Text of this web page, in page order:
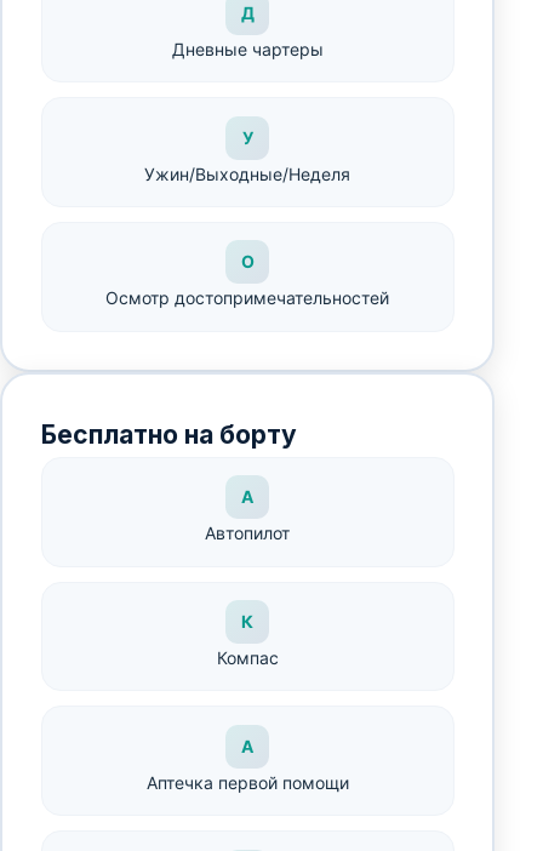
Д
Дневные чартеры
У
Ужин/Выходные/Неделя
О
Осмотр достопримечательностей
Бесплатно на борту
А
Автопилот
К
Компас
А
Аптечка первой помощи